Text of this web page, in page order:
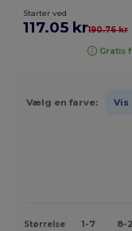
Starter ved
117.05 kr190.76 kr
Gratis
Vælg en farve: Vis
Størrelse 1-7 8-